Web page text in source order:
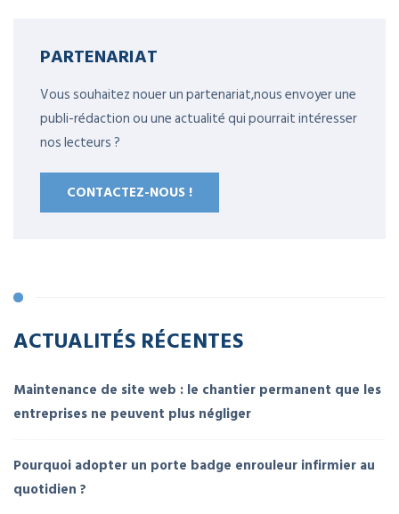
PARTENARIAT
Vous souhaitez nouer un partenariat,nous envoyer une
publi-rédaction ou une actualité qui pourrait intéresser
nos lecteurs ?
CONTACTEZ-NOUS !
ACTUALITÉS RÉCENTES
Maintenance de site web : le chantier permanent que les
entreprises ne peuvent plus négliger
Pourquoi adopter un porte badge enrouleur infirmier au
quotidien ?